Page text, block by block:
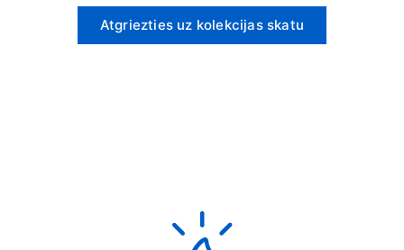
Atgriezties uz kolekcijas skatu